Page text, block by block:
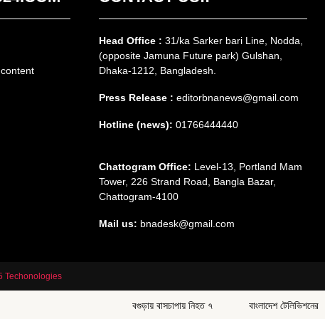
Head Office : 31/ka Sarker bari Line, Nodda,
(opposite Jamuna Future park) Gulshan,
Dhaka-1212, Bangladesh.
Press Release : editorbnanews@gmail.com
Hotline (news): 01766444440
Chattogram Office: Level-13, Portland Mam
Tower, 226 Strand Road, Bangla Bazar,
Chattogram-4100
Mail us: bnadesk@gmail.com
Techonologies
বগুড়ায় বাসচাপায় নিহত ৭ বাংলাদেশ টেলিভিশনের নতুন